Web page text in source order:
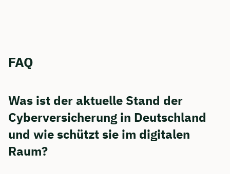
FAQ
Was ist der aktuelle Stand der
Cyberversicherung in Deutschland
und wie schützt sie im digitalen
Raum?